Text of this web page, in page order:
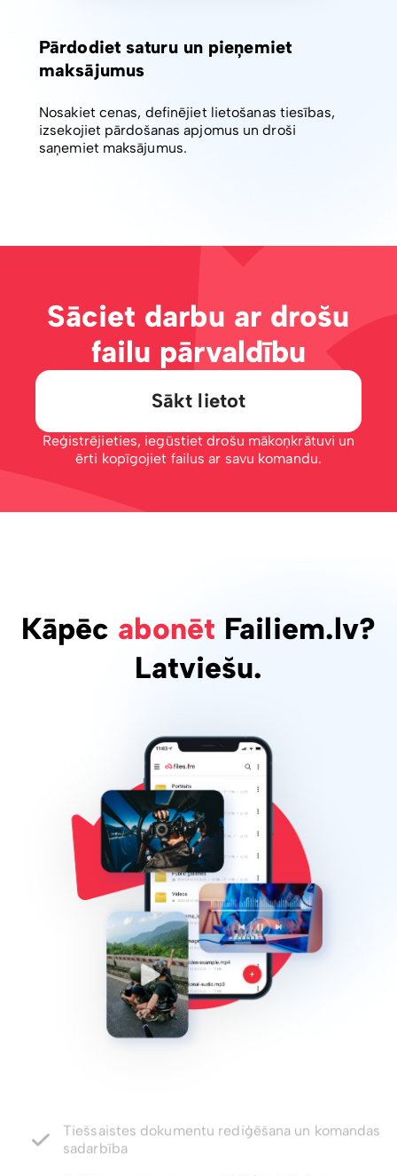
Pārdodiet saturu un pieņemiet
maksājumus
Nosakiet cenas, definējiet lietošanas tiesības,
izsekojiet pārdošanas apjomus un droši
saņemiet maksājumus.
Sāciet darbu ar drošu
failu pārvaldību
Sākt lietot
Reģistrējieties, iegūstiet drošu mākoņkrātuvi un
ērti kopīgojiet failus ar savu komandu.
Kāpēc abonēt Failiem.lv?
Latviešu.
Antivīrusu skenēšana un GDPR atbilstoša
krātuve